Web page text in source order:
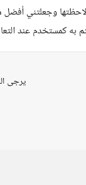
لاحظتها وجعلتني
به كمستخدم عند
يرجى